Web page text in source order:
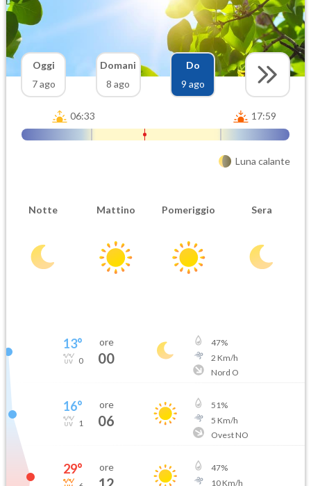
Oggi
7 ago
Domani
8 ago
Do
9 ago
06:33 17:59
Luna calante
Notte Mattino Pomeriggio Sera
13°
0
ore
00
47%
2 Km/h
Nord O
16°
1
ore
06
51%
5 Km/h
Ovest NO
29° ore 47%
10Km/h